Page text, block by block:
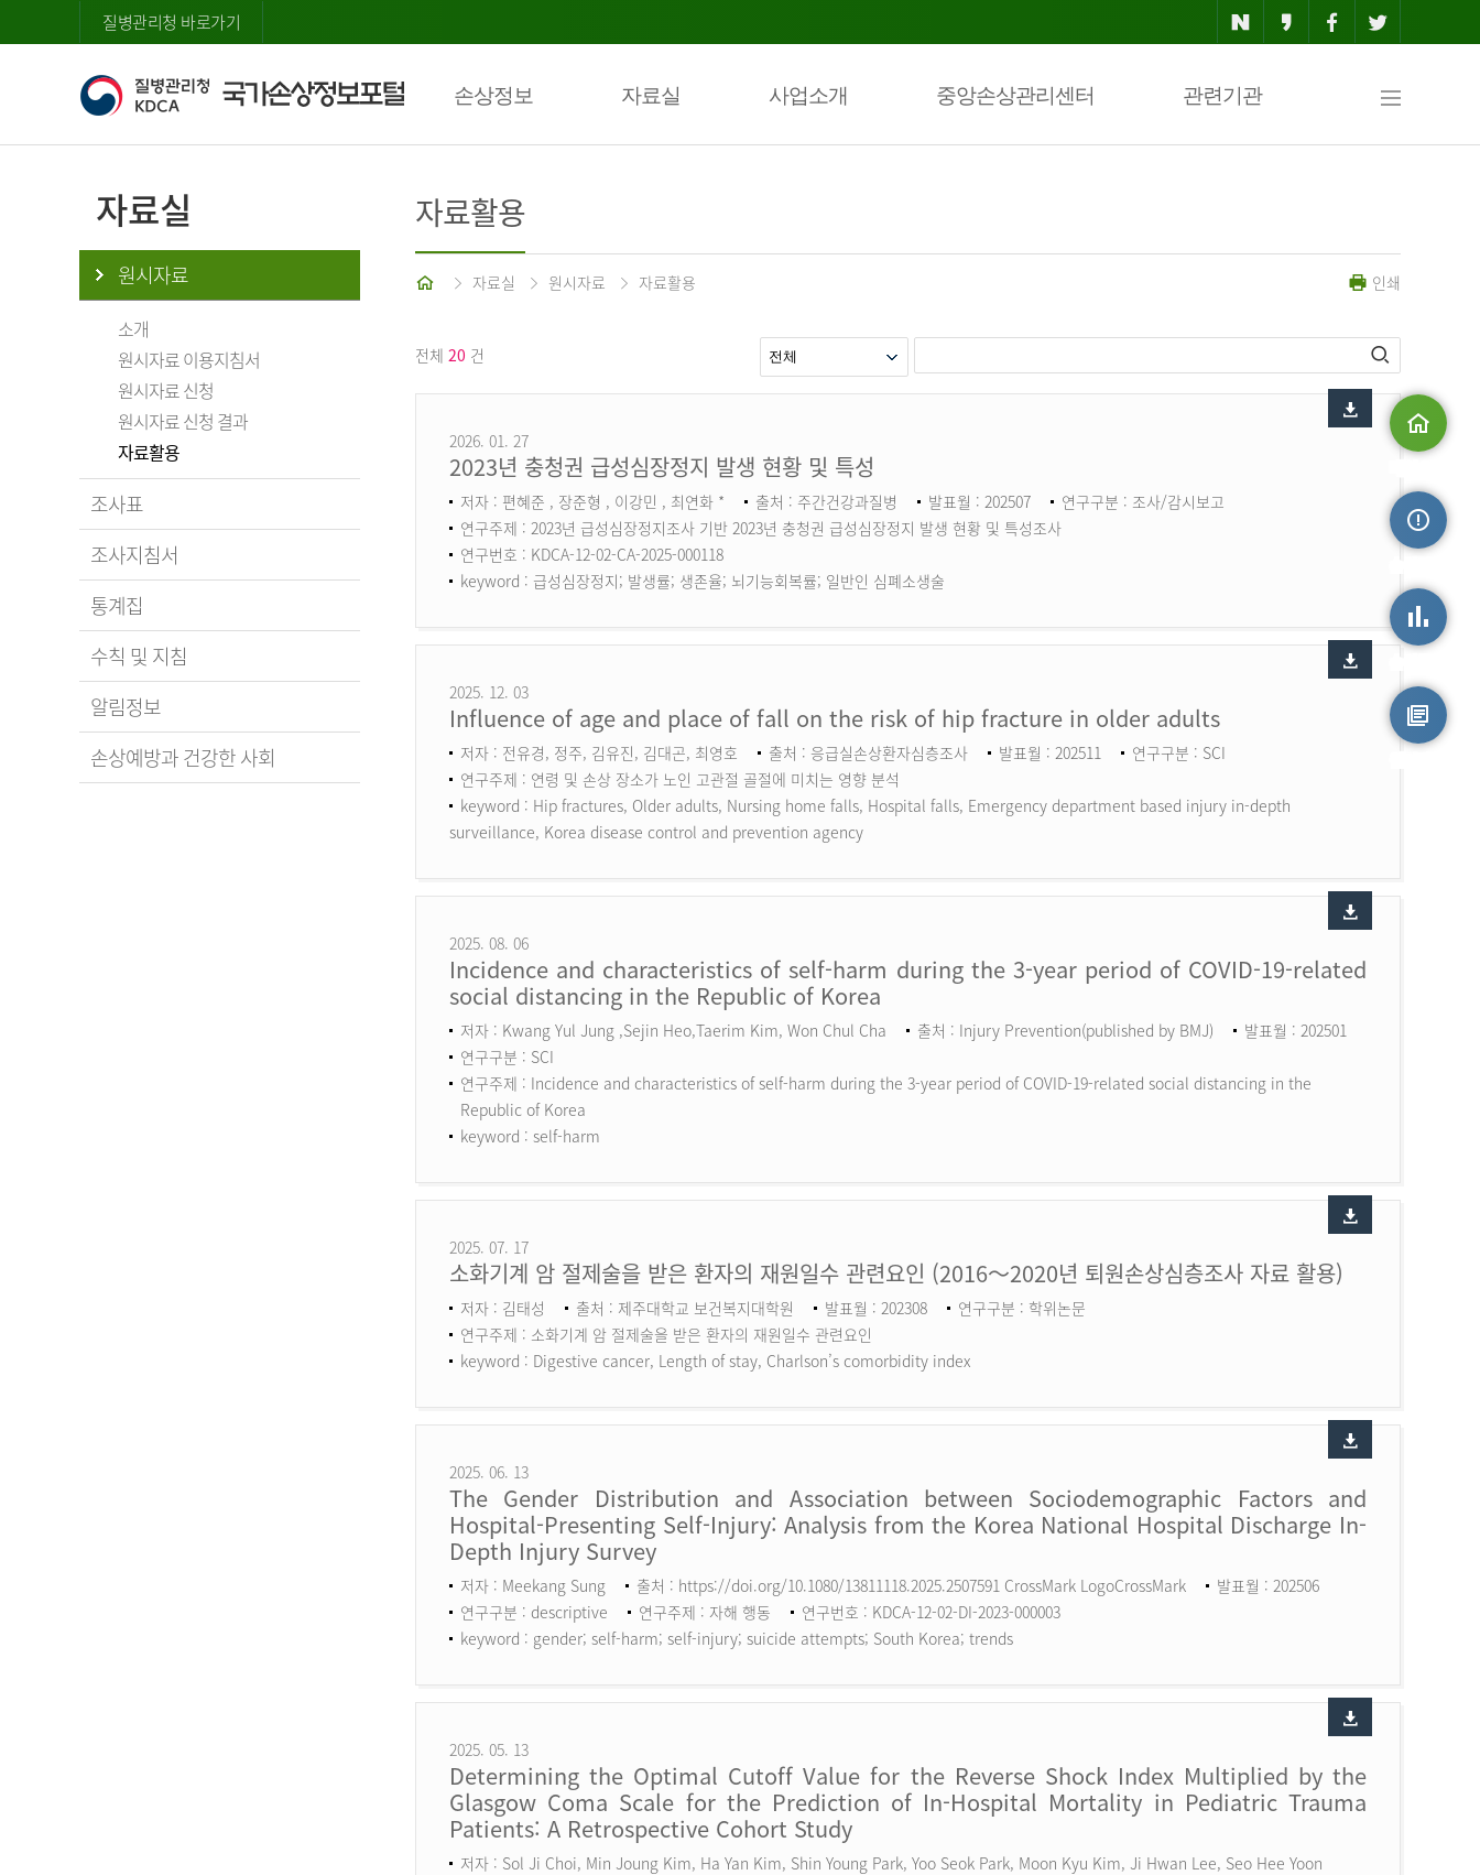
질병관리청 바로가기
손상정보 자료실 사업소개 중앙손상관리센터 관련기관
맵
자료실
원시자료
소개
원시자료 이용지침서
원시자료 신청
원시자료 신청 결과
자료활용
조사표
조사지침서
통계집
수칙 및 지침
알림정보
손상예방과 건강한 사회
자료활용
홈 자료실 원시자료 자료활용 인쇄
전체 20 건
2026. 01. 27
2023년 충청권 급성심장정지 발생 현황 및 특성
저자 : 편혜준 , 장준형 , 이강민 , 최연화 * 출처 : 주간건강과질병 발표월 : 202507
연구구분 : 조사/감시보고
연구주제 : 2023년 급성심장정지조사 기반 2023년 충청권 급성심장정지 발생 현황 및 특성조사
연구번호 : KDCA-12-02-CA-2025-000118
keyword : 급성심장정지; 발생률; 생존율; 뇌기능회복률; 일반인 심폐소생술
2025. 12. 03
Influence of age and place of fall on the risk of hip fracture in older adults
저자 : 전유경, 정주, 김유진, 김대곤, 최영호 출처 : 응급실손상환자심층조사 발표월 : 202511
연구구분 : SCI
연구주제 : 연령 및 손상 장소가 노인 고관절 골절에 미치는 영향 분석
keyword : Hip fractures, Older adults, Nursing home falls, Hospital falls, Emergency department based injury in-depth
surveillance, Korea disease control and prevention agency
2025. 08. 06
Incidence and characteristics of self-harm during the 3-year period of COVID-19-related
social distancing in the Republic of Korea
저자 : Kwang Yul Jung ,Sejin Heo,Taerim Kim, Won Chul Cha 출처 : Injury Prevention(published by BMJ)
발표월 : 202501
연구구분 : SCI
연구주제 : Incidence and characteristics of self-harm during the 3-year period of COVID-19-related social distancing in the
Republic of Korea
keyword : self-harm
2025. 07. 17
소화기계 암 절제술을 받은 환자의 재원일수 관련요인 (2016～2020년 퇴원손상심층조사 자료 활용)
저자 : 김태성 출처 : 제주대학교 보건복지대학원 발표월 : 202308
연구구분 : 학위논문
연구주제 : 소화기계 암 절제술을 받은 환자의 재원일수 관련요인
keyword : Digestive cancer, Length of stay, Charlson’s comorbidity index
2025. 06. 13
The Gender Distribution and Association between Sociodemographic Factors and
Hospital-Presenting Self-Injury: Analysis from the Korea National Hospital Discharge In-
Depth Injury Survey
저자 : Meekang Sung 출처 : https://doi.org/10.1080/13811118.2025.2507591 CrossMark LogoCrossMark
발표월 : 202506
연구구분 : descriptive
연구주제 : 자해 행동
연구번호 : KDCA-12-02-DI-2023-000003
keyword : gender; self-harm; self-injury; suicide attempts; South Korea; trends
2025. 05. 13
Determining the Optimal Cutoff Value for the Reverse Shock Index Multiplied by the
Glasgow Coma Scale for the Prediction of In-Hospital Mortality in Pediatric Trauma
Patients: A Retrospective Cohort Study
저자 : Sol Ji Choi, Min Joung Kim, Ha Yan Kim, Shin Young Park, Yoo Seok Park, Moon Kyu Kim, Ji Hwan Lee, Seo Hee Yoon
손상정보
손상통계